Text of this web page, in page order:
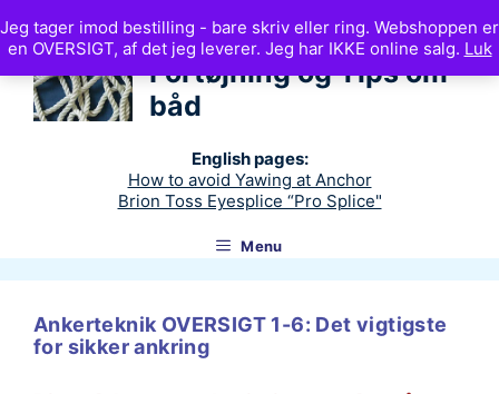
Jeg tager imod bestilling - bare skriv eller ring. Webshoppen er
en OVERSIGT, af det jeg leverer. Jeg har IKKE online salg. Luk
til
indhold
Ankerteknik
Fortøjning og Tips om
båd
English pages:
How to avoid Yawing at Anchor
Brion Toss Eyesplice “Pro Splice"
Menu
Ankerteknik OVERSIGT 1-6: Det vigtigste
for sikker ankring